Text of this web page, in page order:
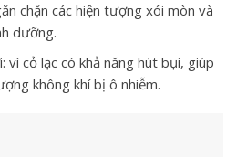
chặn các hiện tượng xói mòn và
dưỡng.
cỏ lạc có khả năng hút bụi, giúp
không khí bị ô nhiễm.